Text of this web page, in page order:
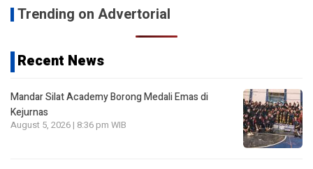
Trending on Advertorial
Recent News
Mandar Silat Academy Borong Medali Emas di
Kejurnas
August 5, 2026 | 8:36 pm WIB